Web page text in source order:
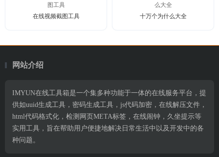
在线视频截图工具 十万个为什么大全
网站介绍
IMYUN在线工具箱是一个集多种功能于一体的在线服务平台，提
供如uuid生成工具，密码生成工具，js代码加密，在线解压文件，
html代码格式化，检测网页META标签，在线闹钟，久坐提示等
实用工具，旨在帮助用户便捷地解决日常生活中以及开发中的各
种问题。